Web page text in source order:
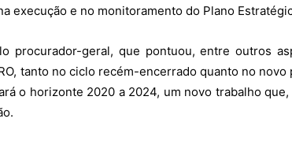
execução e no monitoramento do Plano
procurador-geral, que pontuou, entre outros
tanto no ciclo recém-encerrado quanto no
o horizonte 2020 a 2024, um novo trabalho